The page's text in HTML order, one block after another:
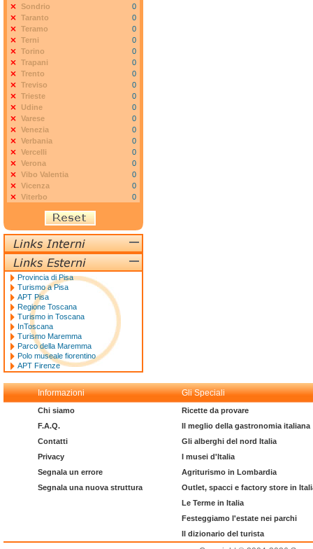
Sondrio
0
Taranto
0
Teramo
0
Terni
0
Torino
0
Trapani
0
Trento
0
Treviso
0
Trieste
0
Udine
0
Varese
0
Venezia
0
Verbania
0
Vercelli
0
Verona
0
Vibo Valentia
0
Vicenza
0
Viterbo
0
Provincia di Pisa
Turismo a Pisa
APT Pisa
Regione Toscana
Turismo in Toscana
InToscana
Turismo Maremma
Parco della Maremma
Polo museale fiorentino
APT Firenze
Informazioni Gli Speciali
Chi siamo
F.A.Q.
Contatti
Privacy
Segnala un errore
Segnala una nuova struttura
Ricette da provare
Il meglio della gastronomia italiana
Gli alberghi del nord Italia
I musei d'Italia
Agriturismo in Lombardia
Outlet, spacci e factory store in
Le Terme in Italia
Festeggiamo l'estate nei parchi
Il dizionario del turista